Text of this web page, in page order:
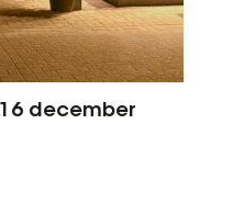
december